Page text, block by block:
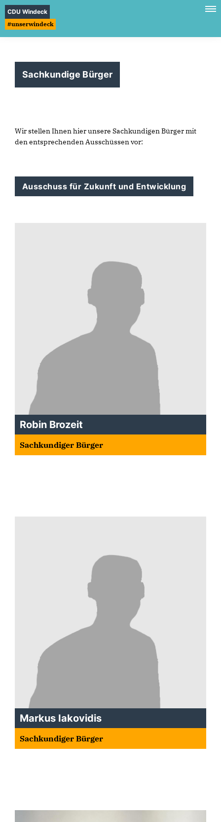
CDU Windeck
#unserwindeck
Sachkundige Bürger
Wir stellen Ihnen hier unsere Sachkundigen Bürger mit
den entsprechenden Ausschüssen vor:
Ausschuss für Zukunft und Entwicklung
Robin Brozeit
Sachkundiger Bürger
Markus Iakovidis
Sachkundiger Bürger